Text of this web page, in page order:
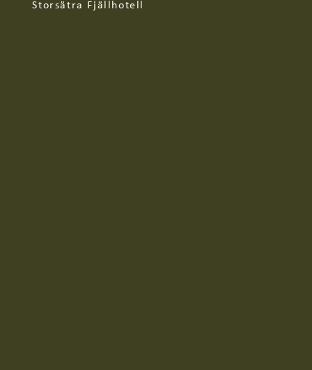
Storsätra Fjällhotell